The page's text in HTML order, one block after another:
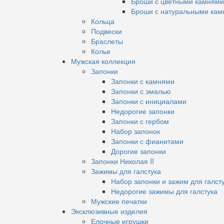
Броши с натуральными
Кольца
Подвески
Браслеты
Колье
Мужская коллекция
Запонки
Запонки с камнями
Запонки с эмалью
Запонки с инициалами
Недорогие запонки
Запонки с гербом
Набор запонок
Запонки с фианитами
Дорогие запонки
Запонки Николая II
Зажимы для галстука
Набор запонки и зажим для
Недорогие зажимы для галстука
Мужские печатки
Эксклюзивные изделия
Елочные игрушки